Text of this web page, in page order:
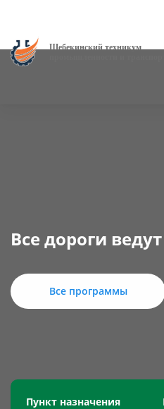
Шебекинский техникум
Пункт назначения
Все дороги
Все программы